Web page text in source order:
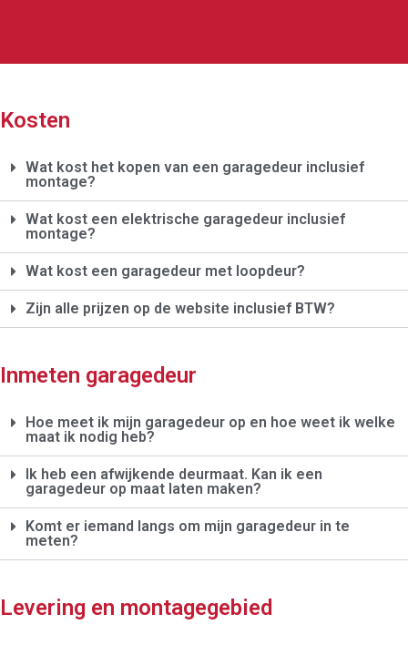
Kosten
Wat kost het kopen van een garagedeur inclusief
montage?
Wat kost een elektrische garagedeur inclusief
montage?
Wat kost een garagedeur met loopdeur?
Zijn alle prijzen op de website inclusief BTW?
Inmeten garagedeur
Hoe meet ik mijn garagedeur op en hoe weet ik welke
maat ik nodig heb?
Ik heb een afwijkende deurmaat. Kan ik een
garagedeur op maat laten maken?
Komt er iemand langs om mijn garagedeur in te
meten?
Levering en montagegebied